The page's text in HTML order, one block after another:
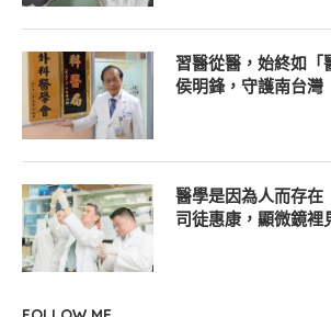
習醫從醫，始終如「
侯明鋒，守護南台灣
醫學是因為人而存在
司徒惠康，顯微鏡裡